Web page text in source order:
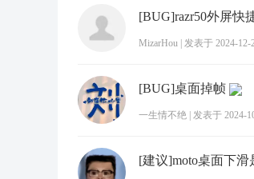
[BUG]razr50外屏快
MizarHou 发表于 2024-12-
[BUG]桌面掉帧
一生情不绝 发表于 2024-